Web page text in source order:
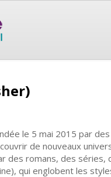
le 5 mai 2015 par
de nouveaux
des romans, des
qui englobent les